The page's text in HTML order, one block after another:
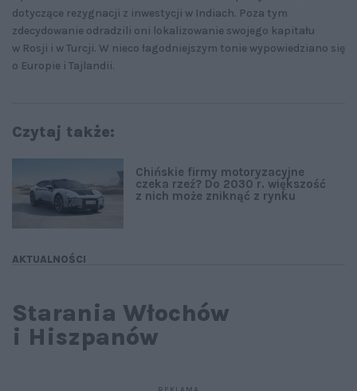
dotyczące rezygnacji z inwestycji w Indiach. Poza tym
zdecydowanie odradzili oni lokalizowanie swojego kapitału
w Rosji i w Turcji. W nieco łagodniejszym tonie wypowiedziano się
o Europie i Tajlandii.
Czytaj także:
AKTUALNOŚCI
Chińskie firmy motoryzacyjne
czeka rzeź? Do 2030 r. większość
z nich może zniknąć z rynku
Starania Włochów
i Hiszpanów